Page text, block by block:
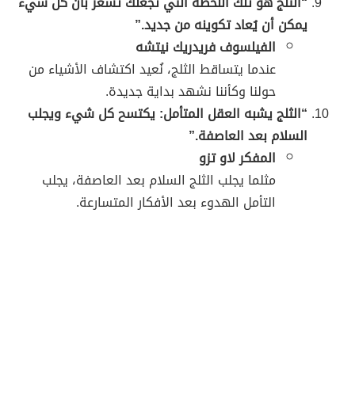
يمكن أن يُعاد تكوينه من جديد.”
الفيلسوف فريدريك نيتشه
عندما يتساقط الثلج، نُعيد اكتشاف الأشياء من
حولنا وكأننا نشهد بداية جديدة.
“الثلج يشبه العقل المتأمل: يكتسح كل شيء ويجلب
السلام بعد العاصفة.”
المفكر لاو تزو
مثلما يجلب الثلج السلام بعد العاصفة، يجلب
التأمل الهدوء بعد الأفكار المتسارعة.